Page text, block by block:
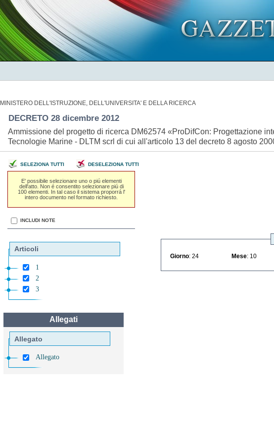
MINISTERO DELL'ISTRUZIONE, DELL'UNIVERSITA' E DELLA RICERCA
DECRETO 28 dicembre 2012
Ammissione del progetto di ricerca DM62574 «ProDifCon: Progettazione
Tecnologie Marine - DLTM scrl di cui all'articolo 13 del decreto 8 agosto
SELEZIONA TUTTI DESELEZIONA TUTTI
E' possibile selezionare uno o piú elementi
dell'atto. Non é consentito selezionare piú di
100 elementi. In tal caso il sistema proporrá l'
intero documento nel formato richiesto.
INCLUDI NOTE
Articoli
1
2
3
Allegati
Allegato
Allegato
Giorno : 24 Mese : 10